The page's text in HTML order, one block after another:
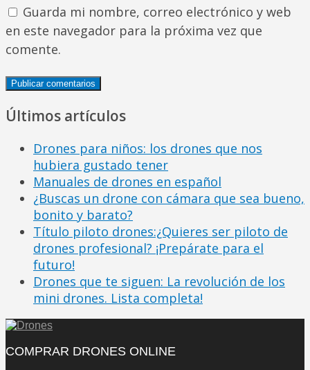
Guarda mi nombre, correo electrónico y web
en este navegador para la próxima vez que
comente.
Últimos artículos
Drones para niños: los drones que nos
hubiera gustado tener
Manuales de drones en español
¿Buscas un drone con cámara que sea bueno,
bonito y barato?
Título piloto drones:¿Quieres ser piloto de
drones profesional? ¡Prepárate para el
futuro!
Drones que te siguen: La revolución de los
mini drones. Lista completa!
COMPRAR DRONES ONLINE